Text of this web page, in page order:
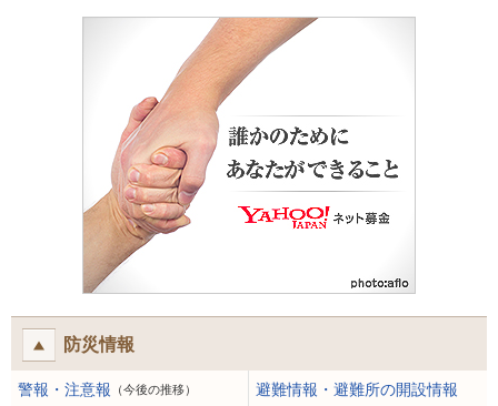
防災情報
警報・注意報 （今後の推移） 避難情報・避難所の開設情報